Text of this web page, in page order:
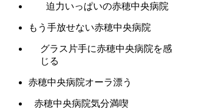
迫力いっぱいの赤穂中央病院
もう手放せない赤穂中央病院
グラス片手に赤穂中央病院を感
じる
赤穂中央病院オーラ漂う
赤穂中央病院気分満喫